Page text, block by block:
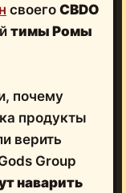
своего CBDO
тимы Ромы
почему
продукты
верить
Group
наварить